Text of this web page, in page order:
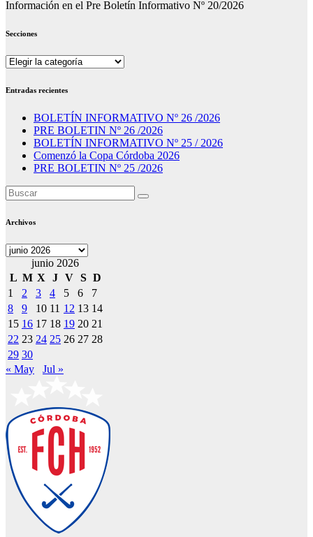
Información en el Pre Boletín Informativo Nº 20/2026
Secciones
Secciones
Entradas recientes
BOLETÍN INFORMATIVO Nº 26 /2026
PRE BOLETIN Nº 26 /2026
BOLETÍN INFORMATIVO Nº 25 / 2026
Comenzó la Copa Córdoba 2026
PRE BOLETIN Nº 25 /2026
Archivos
Archivos
junio 2026
L M X J V S D
1
2 3 4 5 6
7
8
9 10 11 12 13 14
15 16 17 18 19 20 21
22 23 24 25 26 27 28
29 30
« May
Jul »